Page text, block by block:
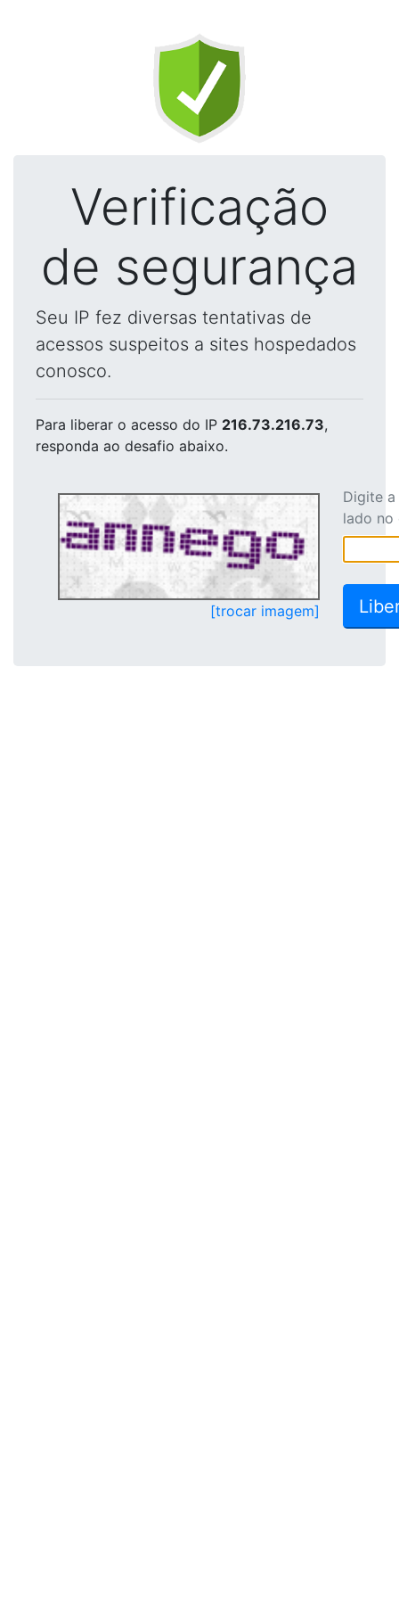
Verificação
de segurança
Seu IP fez diversas tentativas de
acessos suspeitos a sites hospedados
conosco.
Para liberar o acesso do IP 216.73.216.73,
responda ao desafio abaixo.
[trocar imagem]
Digite
lado no